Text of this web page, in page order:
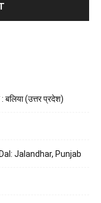
: बलिया (उत्तर प्रदेश)
Jalandhar, Punjab